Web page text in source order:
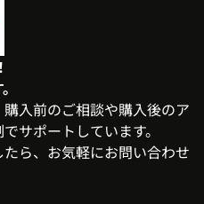
入前のご相談や購入後のア
サポートしています。
ら、お気軽にお問い合わせ